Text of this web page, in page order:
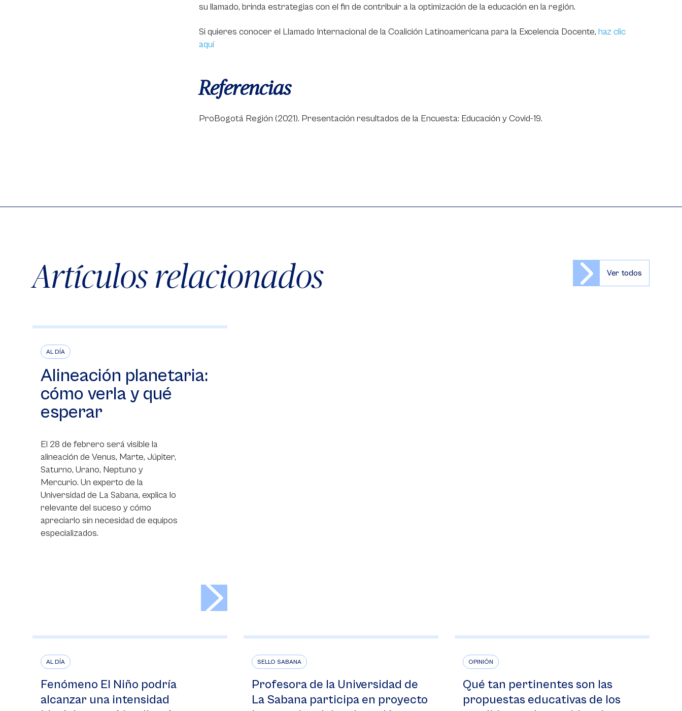
su llamado, brinda estrategias con el fin de contribuir a la optimización de la educación en la región.
Si quieres conocer el Llamado Internacional de la Coalición Latinoamericana para la Excelencia Docente, haz clic
aquí
Referencias
ProBogotá Región (2021). Presentación resultados de la Encuesta: Educación y Covid-19.
Artículos relacionados Ver todos
AL DÍA
Alineación planetaria:
cómo verla y qué
esperar
El 28 de febrero será visible la
alineación de Venus, Marte, Júpiter,
Saturno, Urano, Neptuno y
Mercurio. Un experto de la
Universidad de La Sabana, explica lo
relevante del suceso y cómo
apreciarlo sin necesidad de equipos
especializados.
AL DÍA
Fenómeno El Niño podría
alcanzar una intensidad
SELLO SABANA
Profesora de la Universidad de
La Sabana participa en proyecto
OPINIÓN
Qué tan pertinentes son las
propuestas educativas de los